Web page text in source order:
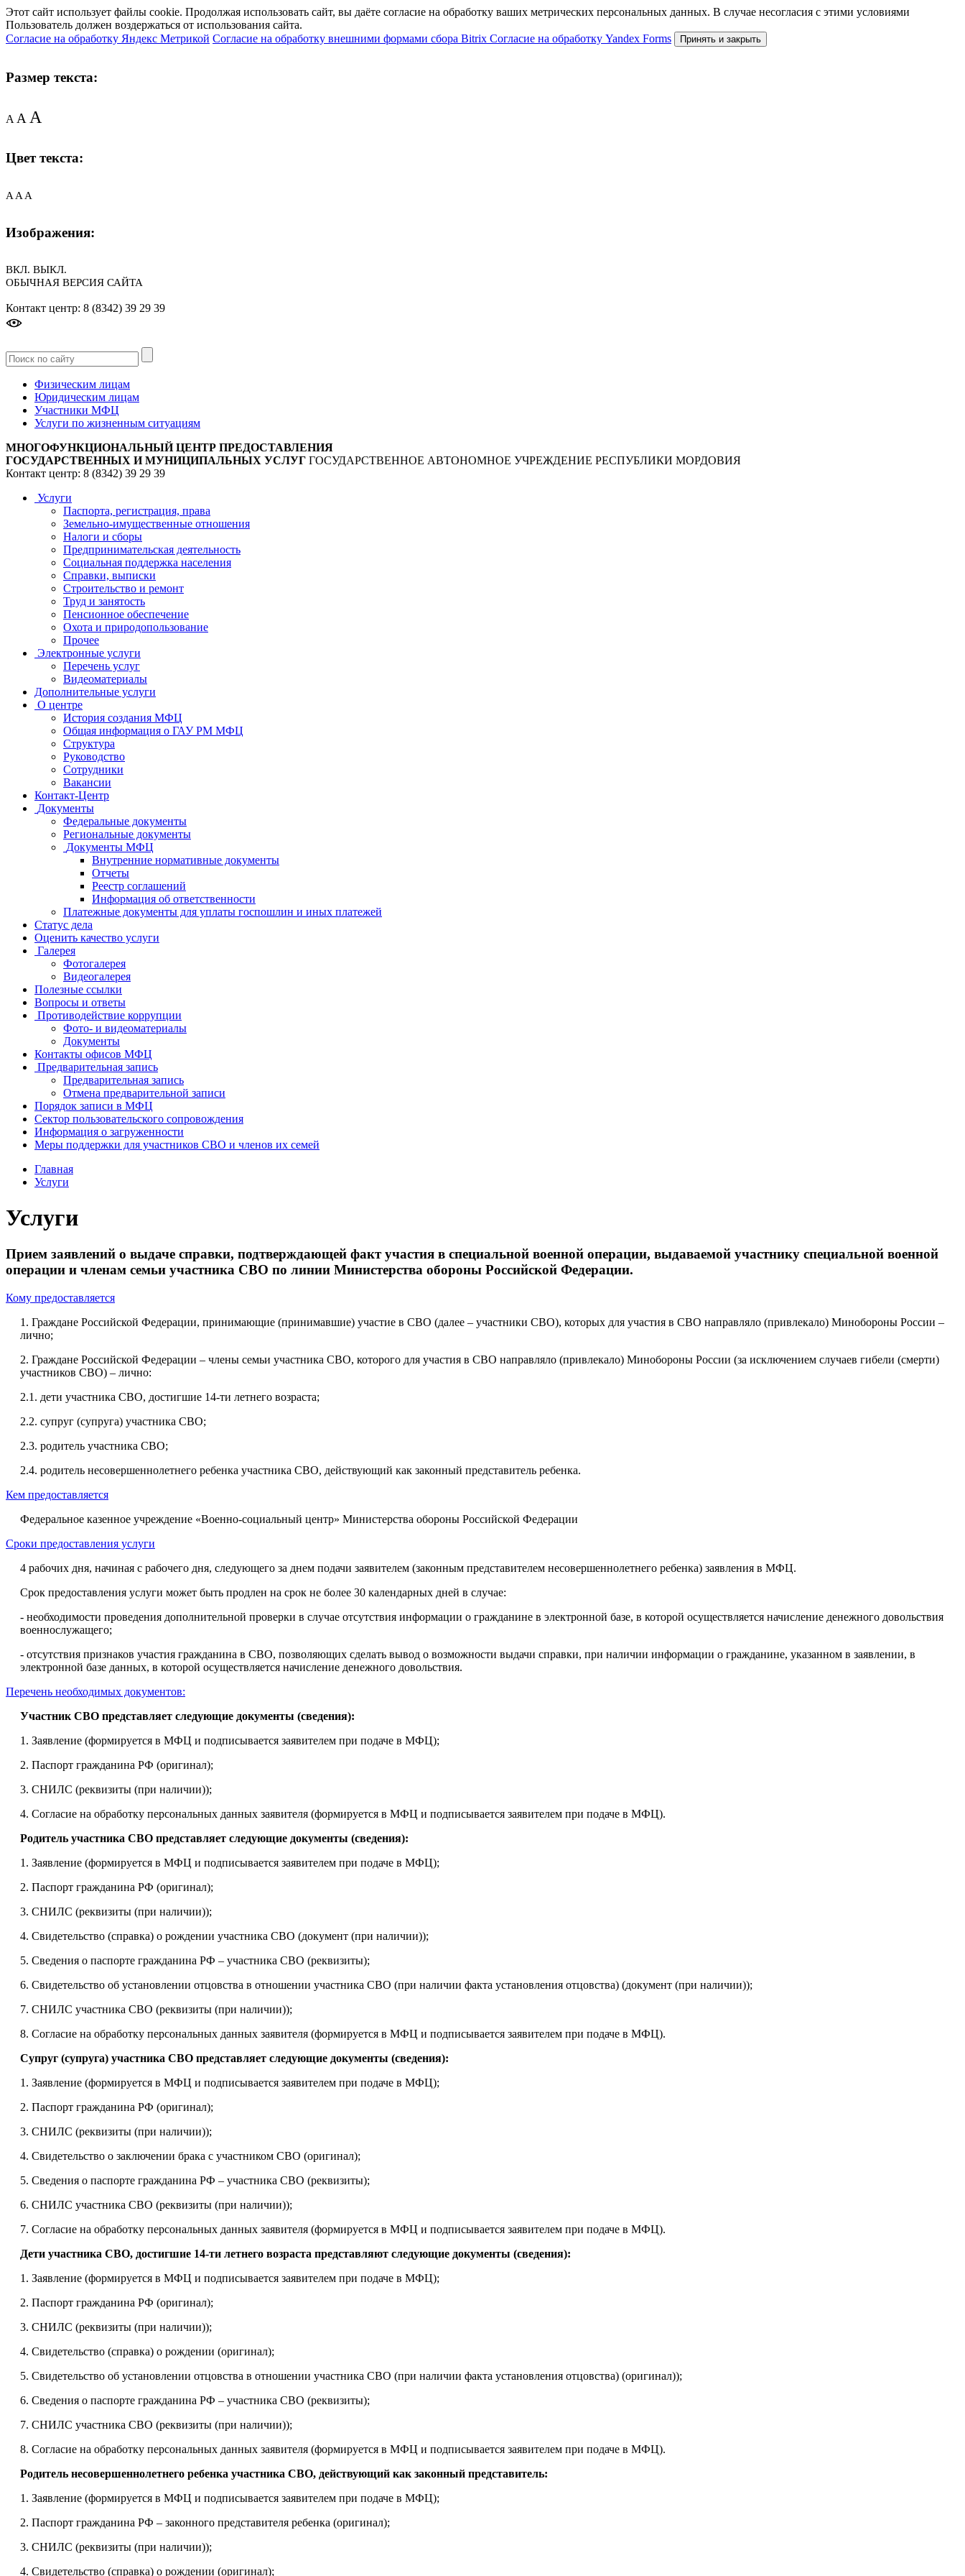
Этот сайт использует файлы cookie. Продолжая использовать сайт, вы даёте согласие на обработку ваших метрических персональных данных. В случае несогласия с этими условиями
Пользователь должен воздержаться от использования сайта.
Согласие на обработку Яндекс Метрикой Согласие на обработку внешними формами сбора Bitrix Согласие на обработку Yandex Forms Принять и закрыть
Размер текста:
AAA
Цвет текста:
A A A
Изображения:
ВКЛ. ВЫКЛ.
ОБЫЧНАЯ ВЕРСИЯ САЙТА
Контакт центр: 8 (8342) 39 29 39
Физическим лицам
Юридическим лицам
Участники МФЦ
Услуги по жизненным ситуациям
МНОГОФУНКЦИОНАЛЬНЫЙ ЦЕНТР ПРЕДОСТАВЛЕНИЯ
ГОСУДАРСТВЕННЫХ И МУНИЦИПАЛЬНЫХ УСЛУГ ГОСУДАРСТВЕННОЕ АВТОНОМНОЕ УЧРЕЖДЕНИЕ РЕСПУБЛИКИ МОРДОВИЯ
Контакт центр: 8 (8342) 39 29 39
Услуги
Паспорта, регистрация, права
Земельно-имущественные отношения
Налоги и сборы
Предпринимательская деятельность
Социальная поддержка населения
Справки, выписки
Строительство и ремонт
Труд и занятость
Пенсионное обеспечение
Охота и природопользование
Прочее
Электронные услуги
Перечень услуг
Видеоматериалы
Дополнительные услуги
О центре
История создания МФЦ
Общая информация о ГАУ РМ МФЦ
Структура
Руководство
Сотрудники
Вакансии
Контакт-Центр
Документы
Федеральные документы
Региональные документы
Документы МФЦ
Внутренние нормативные документы
Отчеты
Реестр соглашений
Информация об ответственности
Платежные документы для уплаты госпошлин и иных платежей
Статус дела
Оценить качество услуги
Галерея
Фотогалерея
Видеогалерея
Полезные ссылки
Вопросы и ответы
Противодействие коррупции
Фото- и видеоматериалы
Документы
Контакты офисов МФЦ
Предварительная запись
Предварительная запись
Отмена предварительной записи
Порядок записи в МФЦ
Сектор пользовательского сопровождения
Информация о загруженности
Меры поддержки для участников СВО и членов их семей
Главная
Услуги
Услуги
Прием заявлений о выдаче справки, подтверждающей факт участия в специальной военной операции, выдаваемой участнику специальной военной
операции и членам семьи участника СВО по линии Министерства обороны Российской Федерации.
Кому предоставляется
1. Граждане Российской Федерации, принимающие (принимавшие) участие в СВО (далее – участники СВО), которых для участия в СВО направляло (привлекало) Минобороны России –
лично;
2. Граждане Российской Федерации – члены семьи участника СВО, которого для участия в СВО направляло (привлекало) Минобороны России (за исключением случаев гибели (смерти)
участников СВО) – лично:
2.1. дети участника СВО, достигшие 14-ти летнего возраста;
2.2. супруг (супруга) участника СВО;
2.3. родитель участника СВО;
2.4. родитель несовершеннолетнего ребенка участника СВО, действующий как законный представитель ребенка.
Кем предоставляется
Федеральное казенное учреждение «Военно-социальный центр» Министерства обороны Российской Федерации
Сроки предоставления услуги
4 рабочих дня, начиная с рабочего дня, следующего за днем подачи заявителем (законным представителем несовершеннолетнего ребенка) заявления в МФЦ.
Срок предоставления услуги может быть продлен на срок не более 30 календарных дней в случае:
- необходимости проведения дополнительной проверки в случае отсутствия информации о гражданине в электронной базе, в которой осуществляется начисление денежного довольствия
военнослужащего;
- отсутствия признаков участия гражданина в СВО, позволяющих сделать вывод о возможности выдачи справки, при наличии информации о гражданине, указанном в заявлении, в
электронной базе данных, в которой осуществляется начисление денежного довольствия.
Перечень необходимых документов:
Участник СВО представляет следующие документы (сведения):
1. Заявление (формируется в МФЦ и подписывается заявителем при подаче в МФЦ);
2. Паспорт гражданина РФ (оригинал);
3. СНИЛС (реквизиты (при наличии));
4. Согласие на обработку персональных данных заявителя (формируется в МФЦ и подписывается заявителем при подаче в МФЦ).
Родитель участника СВО представляет следующие документы (сведения):
1. Заявление (формируется в МФЦ и подписывается заявителем при подаче в МФЦ);
2. Паспорт гражданина РФ (оригинал);
3. СНИЛС (реквизиты (при наличии));
4. Свидетельство (справка) о рождении участника СВО (документ (при наличии));
5. Сведения о паспорте гражданина РФ – участника СВО (реквизиты);
6. Свидетельство об установлении отцовства в отношении участника СВО (при наличии факта установления отцовства) (документ (при наличии));
7. СНИЛС участника СВО (реквизиты (при наличии));
8. Согласие на обработку персональных данных заявителя (формируется в МФЦ и подписывается заявителем при подаче в МФЦ).
Супруг (супруга) участника СВО представляет следующие документы (сведения):
1. Заявление (формируется в МФЦ и подписывается заявителем при подаче в МФЦ);
2. Паспорт гражданина РФ (оригинал);
3. СНИЛС (реквизиты (при наличии));
4. Свидетельство о заключении брака с участником СВО (оригинал);
5. Сведения о паспорте гражданина РФ – участника СВО (реквизиты);
6. СНИЛС участника СВО (реквизиты (при наличии));
7. Согласие на обработку персональных данных заявителя (формируется в МФЦ и подписывается заявителем при подаче в МФЦ).
Дети участника СВО, достигшие 14-ти летнего возраста представляют следующие документы (сведения):
1. Заявление (формируется в МФЦ и подписывается заявителем при подаче в МФЦ);
2. Паспорт гражданина РФ (оригинал);
3. СНИЛС (реквизиты (при наличии));
4. Свидетельство (справка) о рождении (оригинал);
5. Свидетельство об установлении отцовства в отношении участника СВО (при наличии факта установления отцовства) (оригинал));
6. Сведения о паспорте гражданина РФ – участника СВО (реквизиты);
7. СНИЛС участника СВО (реквизиты (при наличии));
8. Согласие на обработку персональных данных заявителя (формируется в МФЦ и подписывается заявителем при подаче в МФЦ).
Родитель несовершеннолетнего ребенка участника СВО, действующий как законный представитель:
1. Заявление (формируется в МФЦ и подписывается заявителем при подаче в МФЦ);
2. Паспорт гражданина РФ – законного представителя ребенка (оригинал);
3. СНИЛС (реквизиты (при наличии));
4. Свидетельство (справка) о рождении (оригинал);